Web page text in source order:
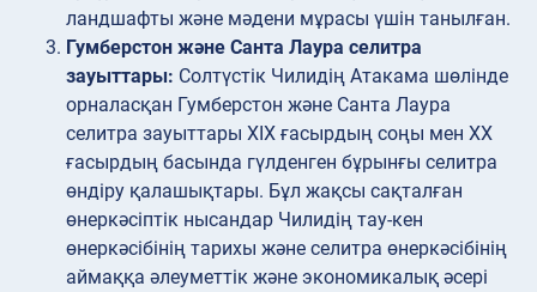
ландшафты және мәдени мұрасы үшін танылған.
Гумберстон және Санта Лаура селитра
зауыттары: Солтүстік Чилидің Атакама шөлінде
орналасқан Гумберстон және Санта Лаура
селитра зауыттары XIX ғасырдың соңы мен XX
ғасырдың басында гүлденген бұрынғы селитра
өндіру қалашықтары. Бұл жақсы сақталған
өнеркәсіптік нысандар Чилидің тау-кен
өнеркәсібінің тарихы және селитра өнеркәсібінің
аймаққа әлеуметтік және экономикалық әсері